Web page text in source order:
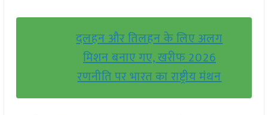
दलहन और तिलहन के लिए अलग
मिशन बनाए गए, खरीफ 2026
रणनीति पर भारत का राष्ट्रीय मंथन